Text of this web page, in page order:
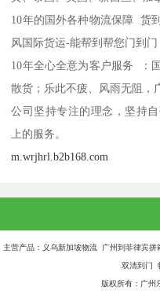
10年的国外各种物流保障 货
风国际货运-能帮到帮您门到门
10年全心全意为客户服务 ：
散货；乐此不疲、风雨无阻，
公司坚持专注的理念，坚持
上的服务。
m.wrjhrl.b2b168.com
主营产品：义乌新加坡物流 广州到菲律宾
双清到门
版权所有：广州